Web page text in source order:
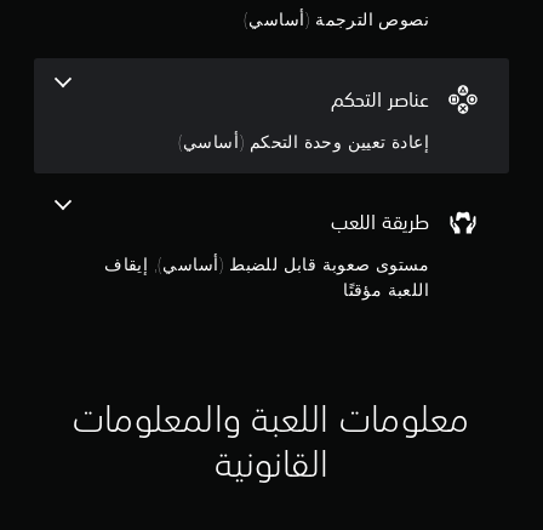
ج
و
نصوص الترجمة (أساسي)
عناصر التحكم
إعادة تعيين وحدة التحكم (أساسي)
طريقة اللعب
مستوى صعوبة قابل للضبط (أساسي), إيقاف
اللعبة مؤقتًا
ر
م
ص
ط
.
معلومات اللعبة والمعلومات
القانونية